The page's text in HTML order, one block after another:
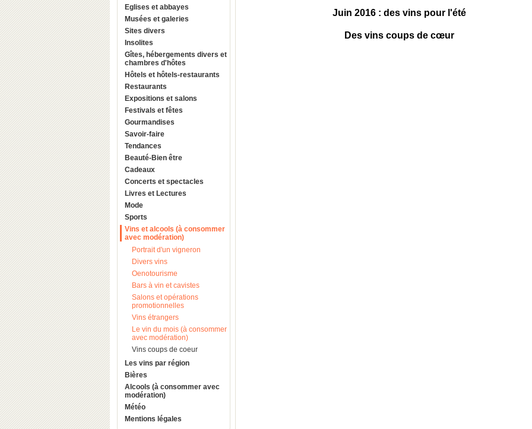
Eglises et abbayes
Musées et galeries
Sites divers
Insolites
Gîtes, hébergements divers et
chambres d'hôtes
Hôtels et hôtels-restaurants
Restaurants
Expositions et salons
Festivals et fêtes
Gourmandises
Savoir-faire
Tendances
Beauté-Bien être
Cadeaux
Concerts et spectacles
Livres et Lectures
Mode
Sports
Vins et alcools (à consommer
avec modération)
Portrait d'un vigneron
Divers vins
Oenotourisme
Bars à vin et cavistes
Salons et opérations
promotionnelles
Vins étrangers
Le vin du mois (à consommer
avec modération)
Vins coups de coeur
Les vins par région
Bières
Alcools (à consommer avec
modération)
Météo
Mentions légales
Juin 2016 : des vins pour l'été
Des vins coups de cœur